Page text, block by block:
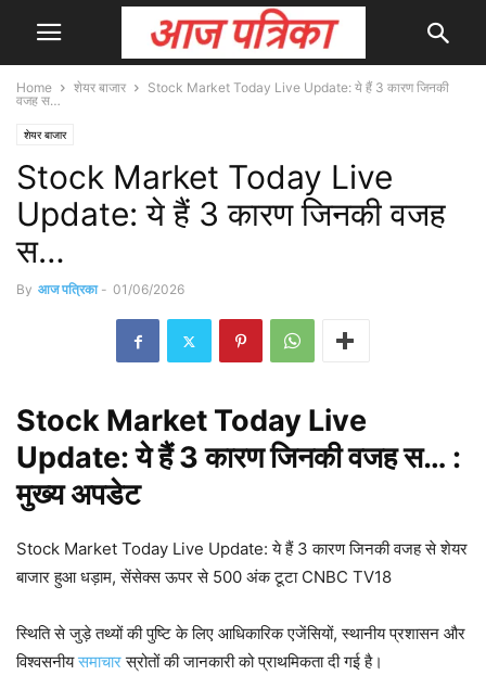
Home शेयर बाजार
Stock Market Today Live Update: ये हैं 3 कारण जिनकी
वजह स…
शेयर बाजार
Stock Market Today Live
Update: ये हैं 3 कारण जिनकी वजह
स…
By आज पत्रिका - 01/06/2026
Stock Market Today Live
Update: ये हैं 3 कारण जिनकी वजह स… :
मुख्यअपडेट
Stock Market Today Live Update: ये हैं 3 कारण जिनकी वजह से शेयर
बाजार हुआ धड़ाम, सेंसेक्स ऊपर से 500 अंक टूटा CNBC TV18
स्थिति से जुड़े तथ्यों की पुष्टि के लिए आधिकारिक एजेंसियों, स्थानीय प्रशासन और
विश्वसनीयसमाचारस्रोतों की जानकारी को प्राथमिकता दी गई है।